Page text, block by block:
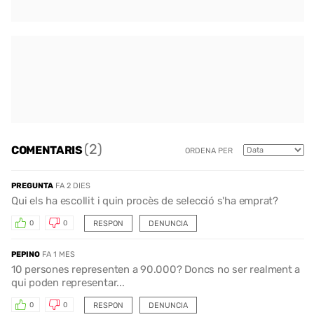
COMENTARIS(2) ORDENA PER
PREGUNTA FA 2 DIES
Qui els ha escollit i quin procès de selecció s'ha emprat?
RESPON
0 0 DENUNCIA
PEPINO FA 1 MES
10 persones representen a 90.000? Doncs no ser realment a
qui poden representar...
RESPON
0 0 DENUNCIA